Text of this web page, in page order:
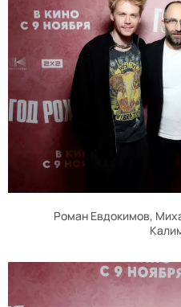
Роман Евдокимов,